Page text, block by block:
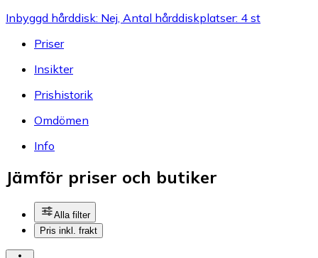
Inbyggd hårddisk: Nej, Antal hårddiskplatser: 4 st
Priser
Insikter
Prishistorik
Omdömen
Info
Jämför priser och butiker
Alla filter
Pris inkl. frakt